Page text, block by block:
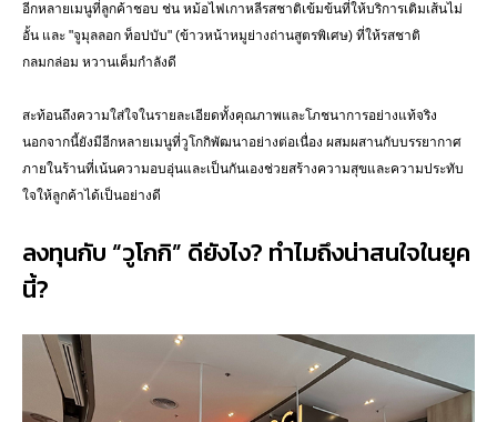
อีกหลายเมนูที่ลูกค้าชอบ ช่น หม้อไฟเกาหลีรสชาติเข้มข้นที่ให้บริการเติมเส้นไม่
อั้น และ "จูมุลลอก ท็อปบับ" (ข้าวหน้าหมูย่างถ่านสูตรพิเศษ) ที่ให้รสชาติ
กลมกล่อม หวานเค็มกำลังดี
สะท้อนถึงความใส่ใจในรายละเอียดทั้งคุณภาพและโภชนาการอย่างแท้จริง
นอกจากนี้ยังมีอีกหลายเมนูที่วูโกกิพัฒนาอย่างต่อเนื่อง ผสมผสานกับบรรยากาศ
ภายในร้านที่เน้นความอบอุ่นและเป็นกันเองช่วยสร้างความสุขและความประทับ
ใจให้ลูกค้าได้เป็นอย่างดี
ลงทุนกับ “วูโกกิ” ดียังไง? ทำไมถึงน่าสนใจในยุค
นี้?